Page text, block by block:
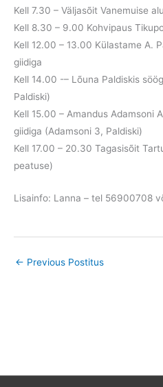
Kell 7.30 – Väljasõit Vanemuise
Kell 8.30 – 9.00 Kohvipaus
Kell 12.00 – 13.00 Külastame A.
giidiga
Kell 14.00 -– Lõuna Paldiskis
Paldiski)
Kell 15.00 – Amandus Adamsoni
giidiga (Adamsoni 3, Paldiski)
Kell 17.00 – 20.30 Tagasisõit
peatuse)
Lisainfo: Lanna – tel 56900708
← Previous Postitus